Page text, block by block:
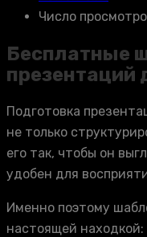
Число
Бесплатные
презентаций
Подготовка
не только
его так, чтобы он
удобен для
Именно поэтому
настоящей